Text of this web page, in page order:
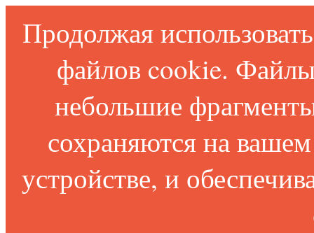
Продолжая
файлов cookie.
небольшие
сохраняются на
устройстве, и